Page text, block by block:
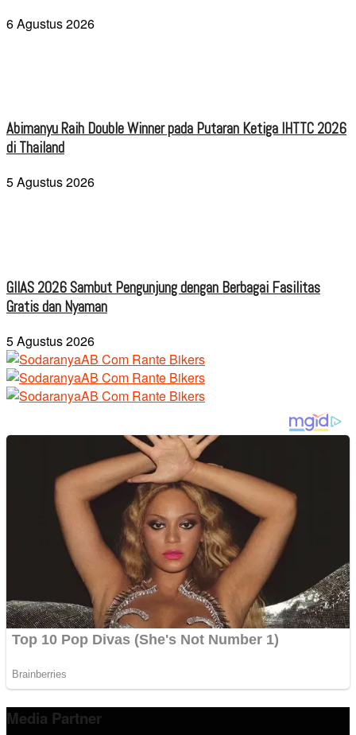
6 Agustus 2026
Abimanyu Raih Double Winner pada Putaran Ketiga IHTTC 2026
di Thailand
5 Agustus 2026
GIIAS 2026 Sambut Pengunjung dengan Berbagai Fasilitas
Gratis dan Nyaman
5 Agustus 2026
Media Partner